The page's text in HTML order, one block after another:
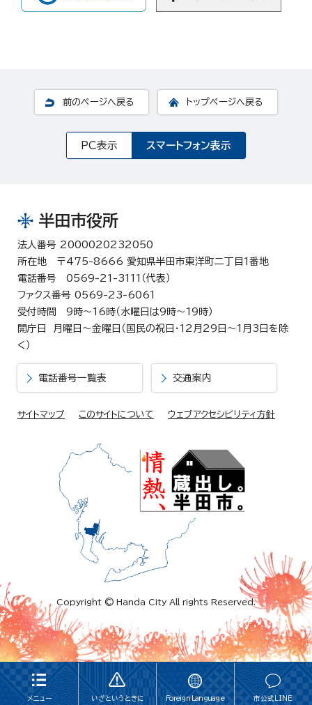
前のページへ戻る トップページへ戻る
PC表示 スマートフォン表示
メニュー いざというときに Foreign Language 市公式LINE
半田市役所
法人番号 2000020232050
所在地 〒475-8666 愛知県半田市東洋町二丁目1番地
電話番号 0569-21-3111（代表）
ファクス番号 0569-23-6061
受付時間 9時～16時（水曜日は9時～19時）
開庁日 月曜日～金曜日（国民の祝日・12月29日～1月3日を除
く）
電話番号一覧表 交通案内
サイトマップ このサイトについて ウェブアクセシビリティ方針
Copyright © Handa City All rights Reserved.